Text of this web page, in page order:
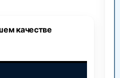
жива. Алевтину
качестве